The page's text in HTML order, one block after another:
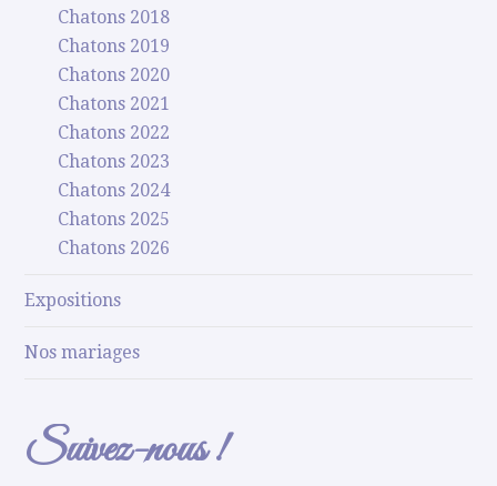
Chatons 2018
Chatons 2019
Chatons 2020
Chatons 2021
Chatons 2022
Chatons 2023
Chatons 2024
Chatons 2025
Chatons 2026
Expositions
Nos mariages
Suivez-nous !